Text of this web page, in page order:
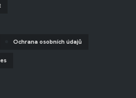
Ochrana osobních údajů